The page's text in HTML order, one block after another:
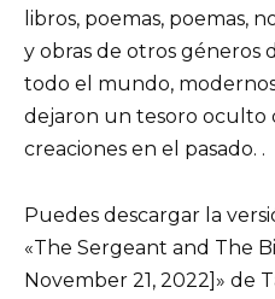
libros, poemas, poemas,
y obras de otros géneros
todo el mundo,
dejaron un tesoro oculto
creaciones en el pasado. .
Puedes descargar la
«The Sergeant and The
November 21, 2022]» de